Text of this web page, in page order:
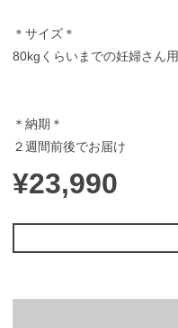
＊サイズ＊
80kgくらいまでの妊婦さん用
＊納期＊
２週間前後でお届け
¥23,990